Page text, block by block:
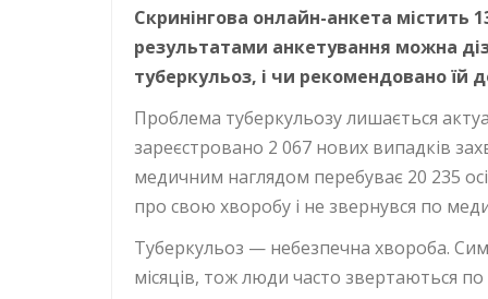
Скринінгова онлайн-анкета містить
результатами анкетування можна
туберкульоз, і чи рекомендовано їй
Проблема туберкульозу лишається
зареєстровано 2 067 нових випадків
медичним наглядом перебуває 20 235
про свою хворобу і не звернувся по
Туберкульоз — небезпечна хвороба.
місяців, тож люди часто звертаються по